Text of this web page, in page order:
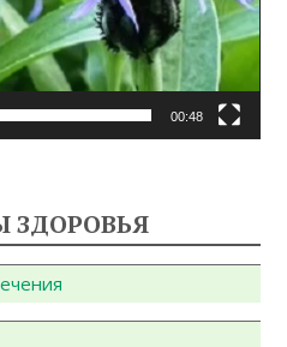
00:48
ЗДОРОВЬЯ